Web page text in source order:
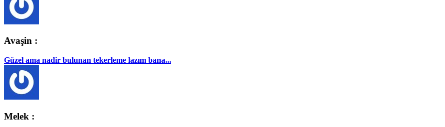
Avaşin :
Güzel ama nadir bulunan tekerleme lazım bana...
Melek :